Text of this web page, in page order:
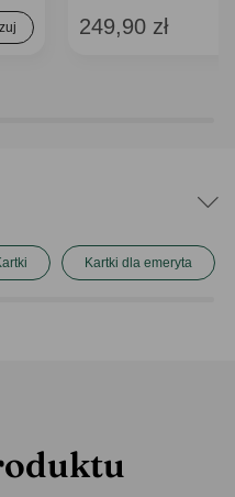
249,90 zł
Kartki dla emeryta